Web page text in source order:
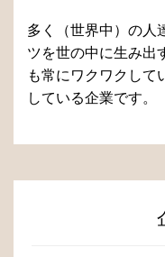
多く（世界中）の人
ツを世の中に生み出
も常にワクワクして
している企業です。